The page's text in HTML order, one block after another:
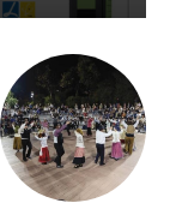
este serviço
e versões